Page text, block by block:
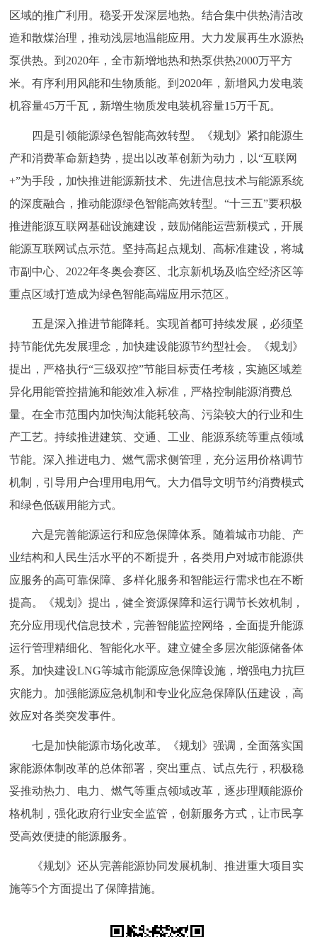
区域的推广利用。稳妥开发深层地热。结合集中供热清洁改
造和散煤治理，推动浅层地温能应用。大力发展再生水源热
泵供热。到2020年，全市新增地热和热泵供热2000万平方
米。有序利用风能和生物质能。到2020年，新增风力发电装
机容量45万千瓦，新增生物质发电装机容量15万千瓦。
四是引领能源绿色智能高效转型。《规划》紧扣能源生
产和消费革命新趋势，提出以改革创新为动力，以“互联网
+”为手段，加快推进能源新技术、先进信息技术与能源系统
的深度融合，推动能源绿色智能高效转型。“十三五”要积极
推进能源互联网基础设施建设，鼓励储能运营新模式，开展
能源互联网试点示范。坚持高起点规划、高标准建设，将城
市副中心、2022年冬奥会赛区、北京新机场及临空经济区等
重点区域打造成为绿色智能高端应用示范区。
五是深入推进节能降耗。实现首都可持续发展，必须坚
持节能优先发展理念，加快建设能源节约型社会。《规划》
提出，严格执行“三级双控”节能目标责任考核，实施区域差
异化用能管控措施和能效准入标准，严格控制能源消费总
量。在全市范围内加快淘汰能耗较高、污染较大的行业和生
产工艺。持续推进建筑、交通、工业、能源系统等重点领域
节能。深入推进电力、燃气需求侧管理，充分运用价格调节
机制，引导用户合理用电用气。大力倡导文明节约消费模式
和绿色低碳用能方式。
六是完善能源运行和应急保障体系。随着城市功能、产
业结构和人民生活水平的不断提升，各类用户对城市能源供
应服务的高可靠保障、多样化服务和智能运行需求也在不断
提高。《规划》提出，健全资源保障和运行调节长效机制，
充分应用现代信息技术，完善智能监控网络，全面提升能源
运行管理精细化、智能化水平。建立健全多层次能源储备体
系。加快建设LNG等城市能源应急保障设施，增强电力抗巨
灾能力。加强能源应急机制和专业化应急保障队伍建设，高
效应对各类突发事件。
七是加快能源市场化改革。《规划》强调，全面落实国
家能源体制改革的总体部署，突出重点、试点先行，积极稳
妥推动热力、电力、燃气等重点领域改革，逐步理顺能源价
格机制，强化政府行业安全监管，创新服务方式，让市民享
受高效便捷的能源服务。
《规划》还从完善能源协同发展机制、推进重大项目实
施等5个方面提出了保障措施。